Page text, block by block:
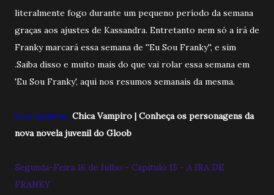
literalmente fogo durante um pequeno período da semana
graças aos ajustes de Kassandra. Entretanto nem só a irá de
Franky marcará essa semana de ''Eu Sou Franky'', e sim
.Saiba disso e muito mais do que vai rolar essa semana em
'Eu Sou Franky', aqui nos resumos semanais da mesma.
Leia também...Chica Vampiro | Conheça os personagens da
nova novela juvenil do Gloob
Segunda-Feira 16 de Julho - Capitulo 15 - A IRA DE
FRANKY